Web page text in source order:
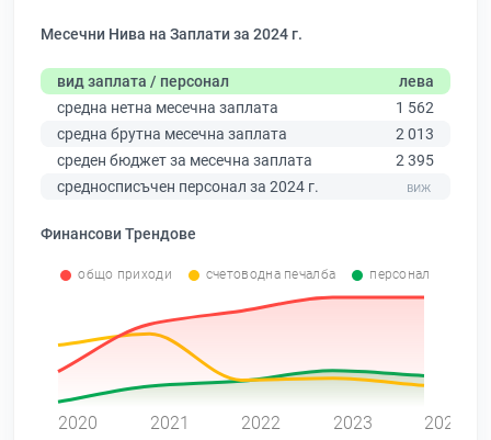
Месечни Нива на Заплати за 2024 г.
вид заплата / персонал
лева
средна нетна месечна заплата
1 562
средна брутна месечна заплата
2 013
среден бюджет за месечна заплата
2 395
средносписъчен персонал за 2024 г.
Финансови Трендове
общо приходи счетоводна печалба персонал
2020 2021 2022 2023 2024